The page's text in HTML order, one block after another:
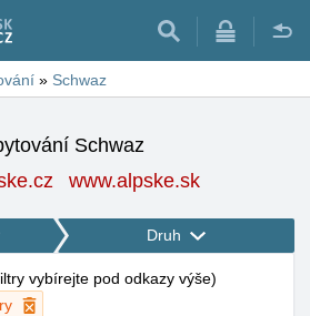
» Schwaz
Schwaz
www.alpske.sk
Druh
vybírejte pod odkazy výše)